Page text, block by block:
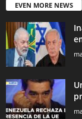
EVEN MORE NEWS